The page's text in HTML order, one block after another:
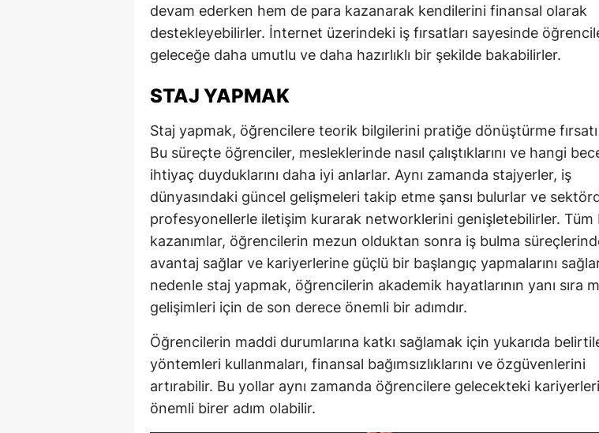
devam ederken hem de para kazanarak kendilerini finansal olarak
destekleyebilirler. İnternet üzerindeki iş fırsatları sayesinde
geleceğe daha umutlu ve daha hazırlıklı bir şekilde bakabilirler.
STAJ YAPMAK
Staj yapmak, öğrencilere teorik bilgilerini pratiğe dönüştürme
Bu süreçte öğrenciler, mesleklerinde nasıl çalıştıklarını ve hangi
ihtiyaç duyduklarını daha iyi anlarlar. Aynı zamanda stajyerler, iş
dünyasındaki güncel gelişmeleri takip etme şansı bulurlar ve
profesyonellerle iletişim kurarak networklerini genişletebilirler. Tüm
kazanımlar, öğrencilerin mezun olduktan sonra iş bulma
avantaj sağlar ve kariyerlerine güçlü bir başlangıç yapmalarını
nedenle staj yapmak, öğrencilerin akademik hayatlarının yanı sıra
gelişimleri için de son derece önemli bir adımdır.
Öğrencilerin maddi durumlarına katkı sağlamak için yukarıda
yöntemleri kullanmaları, finansal bağımsızlıklarını ve özgüvenlerini
artırabilir. Bu yollar aynı zamanda öğrencilere gelecekteki
önemli birer adım olabilir.